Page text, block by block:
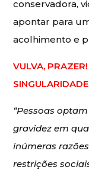
conservadora,
apontar para
acolhimento e
VULVA,
SINGULARIDADE
“Pessoas
gravidez em
inúmeras
restrições